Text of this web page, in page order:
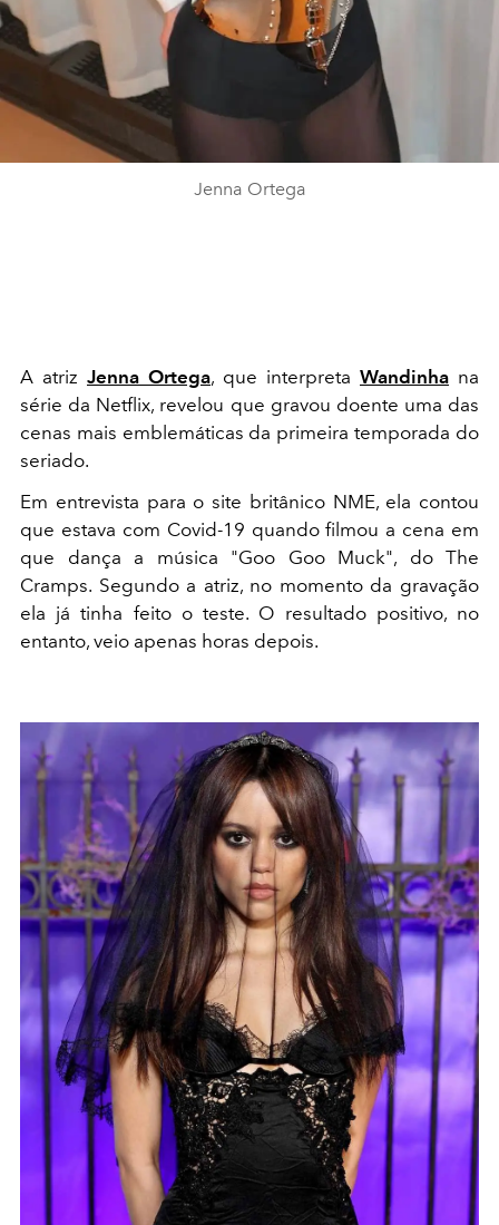
Jenna Ortega
A atriz Jenna Ortega, que interpreta Wandinha na
série da Netflix, revelou que gravou doente uma das
cenas mais emblemáticas da primeira temporada do
seriado.
Em entrevista para o site britânico NME, ela contou
que estava com Covid-19 quando filmou a cena em
que dança a música "Goo Goo Muck", do The
Cramps. Segundo a atriz, no momento da gravação
ela já tinha feito o teste. O resultado positivo, no
entanto, veio apenas horas depois.